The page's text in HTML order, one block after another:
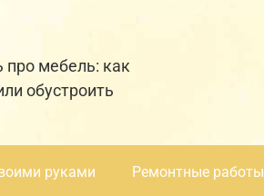
про мебель: как
обустроить
руками Ремонтные работы